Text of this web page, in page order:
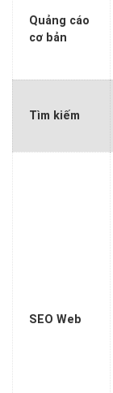
Quảng cáo
cơ bản
Tìm kiếm
SEO Web